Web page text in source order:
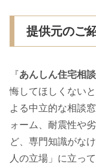
提供元のご
『あんしん住宅相
悔してほしくない
よる中立的な相談
ォーム、耐震性や
ど、専門知識がな
人の立場」に立っ